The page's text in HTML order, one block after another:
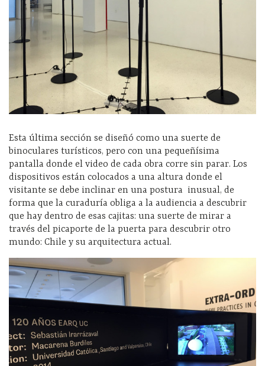
Esta última sección se diseñó como una suerte de
binoculares turísticos, pero con una pequeñísima
pantalla donde el video de cada obra corre sin parar. Los
dispositivos están colocados a una altura donde el
visitante se debe inclinar en una postura inusual, de
forma que la curaduría obliga a la audiencia a descubrir
que hay dentro de esas cajitas: una suerte de mirar a
través del picaporte de la puerta para descubrir otro
mundo: Chile y su arquitectura actual.